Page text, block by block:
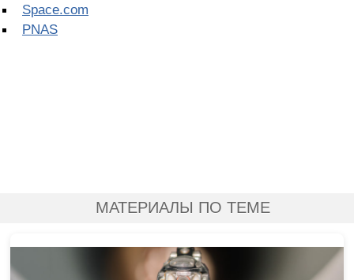
Space.com
PNAS
МАТЕРИАЛЫ ПО ТЕМЕ